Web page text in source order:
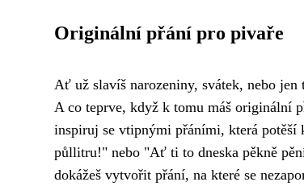
Originální přání pro pivaře
Ať už slavíš narozeniny, svátek, nebo
A co teprve, když k tomu máš originální
inspiruj se vtipnými přáními, která potěší
půllitru!" nebo "Ať ti to dneska pěkně
dokážeš vytvořit přání, na které se